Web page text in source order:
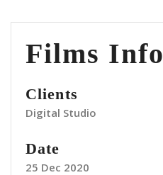
Films Info
Clients
Digital Studio
Date
25 Dec 2020